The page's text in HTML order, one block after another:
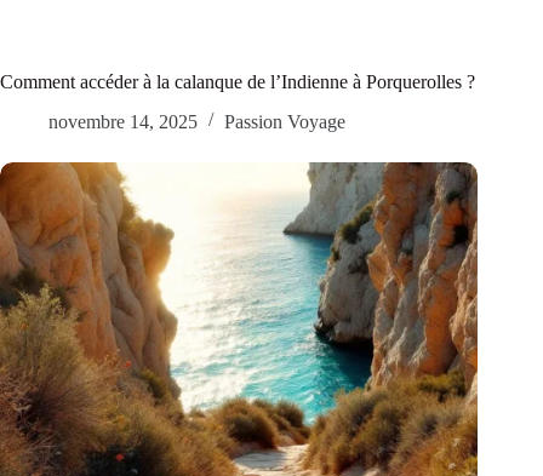
Comment accéder à la calanque de l’Indienne à Porquerolles ?
novembre 14, 2025
Passion Voyage